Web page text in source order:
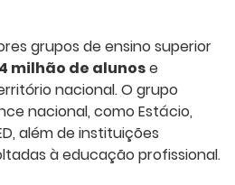
grupos de ensino superior
milhão de alunose
nacional. O grupo
nacional, como Estácio,
além de instituições
à educação profissional.